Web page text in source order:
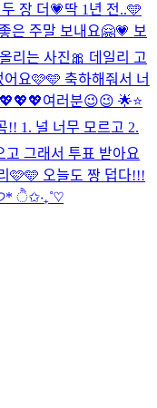
장 더💗딱 1년 전..🩵
은 주말 보내요🤗💗 보
리는 사진🎀 데일리 고
요🩷🩵 축하해줘서 너
여러분😉😉 🌟⭐️
!! 1. 널 너무 모르고 2.
그래서 투표 받아요
🩷🩵 오늘도 짱 덥다!!!
ੈ✩‧₊˚♡